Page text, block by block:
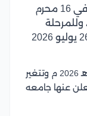
إعلان نتائج القبول للمرحلة الأولى في 16 محرم
الموافق 22 يوليو 2026 م، وللمرحلة
الثانية 20 محرم 1446 هـ الموافق 26 يوليو 2026
تلك المواعيد خاصة بالعام الدراسي 1446 هـ 2026 م وتتغير
عنها جامعه